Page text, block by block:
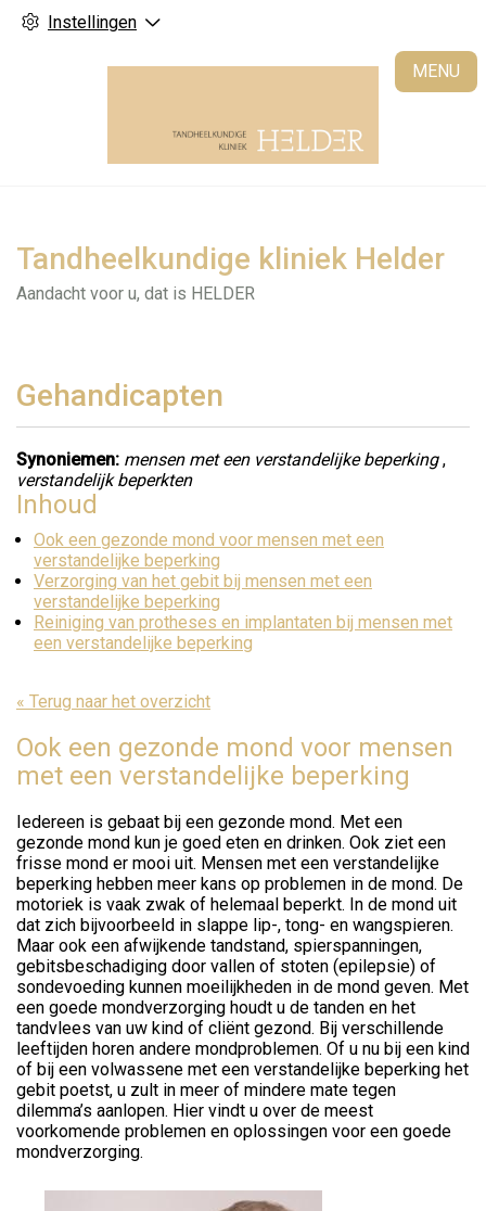
Instellingen
MENU
Tandheelkundige kliniek Helder
Aandacht voor u, dat is HELDER
Gehandicapten
Synoniemen: mensen met een verstandelijke beperking,
verstandelijk beperkten
Inhoud
Ook een gezonde mond voor mensen met een
verstandelijke beperking
Verzorging van het gebit bij mensen met een
verstandelijke beperking
Reiniging van protheses en implantaten bij mensen met
een verstandelijke beperking
« Terug naar het overzicht
Ook een gezonde mond voor mensen
met een verstandelijke beperking
Iedereen is gebaat bij een gezonde mond. Met een
gezonde mond kun je goed eten en drinken. Ook ziet een
frisse mond er mooi uit. Mensen met een verstandelijke
beperking hebben meer kans op problemen in de mond. De
motoriek is vaak zwak of helemaal beperkt. In de mond uit
dat zich bijvoorbeeld in slappe lip-, tong- en wangspieren.
Maar ook een afwijkende tandstand, spierspanningen,
gebitsbeschadiging door vallen of stoten (epilepsie) of
sondevoeding kunnen moeilijkheden in de mond geven. Met
een goede mondverzorging houdt u de tanden en het
tandvlees van uw kind of cliënt gezond. Bij verschillende
leeftijden horen andere mondproblemen. Of u nu bij een kind
of bij een volwassene met een verstandelijke beperking het
gebit poetst, u zult in meer of mindere mate tegen
dilemma’s aanlopen. Hier vindt u over de meest
voorkomende problemen en oplossingen voor een goede
mondverzorging.